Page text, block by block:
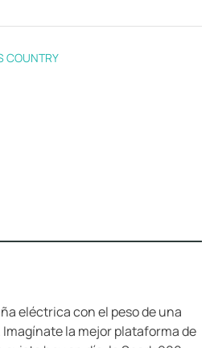
COUNTRY
eléctrica con el peso de una
Imagínate la mejor plataforma de